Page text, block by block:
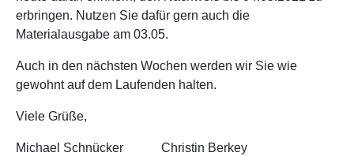
erbringen. Nutzen Sie dafür gern auch die
Materialausgabe am 03.05.
Auch in den nächsten Wochen werden wir Sie wie
gewohnt auf dem Laufenden halten.
Viele Grüße,
Michael Schnücker Christin Berkey